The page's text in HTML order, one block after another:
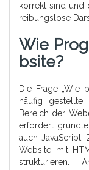
korrekt sind und
reibungslose
Wie
Bsite?
Die Frage „Wie
häufig gestellte
Bereich der
erfordert
auch
Website mit
strukturieren.